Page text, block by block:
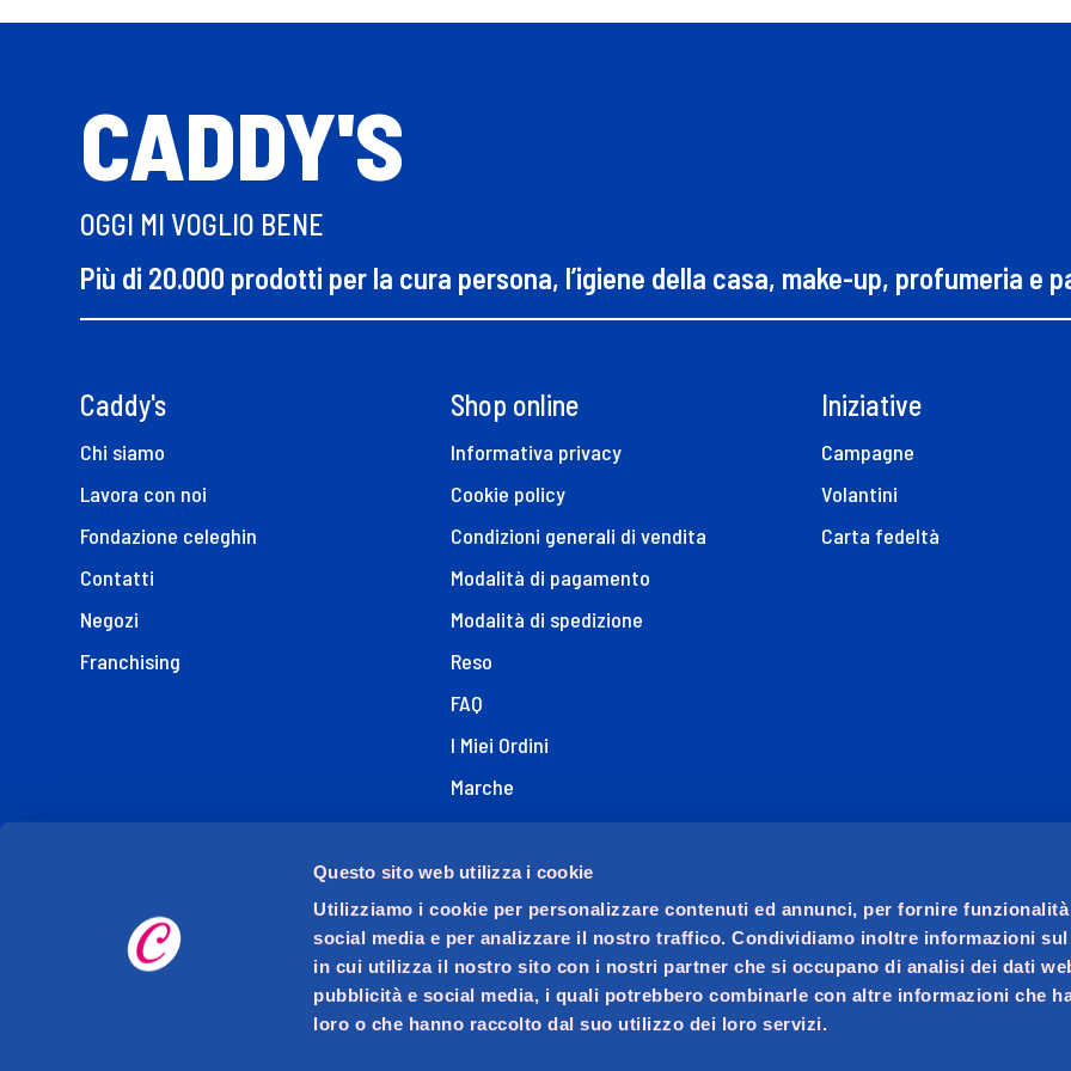
Questo sito web utilizza i cookie
Utilizziamo i cookie per personalizzare contenuti ed annunci, per fornire
social media e per analizzare il nostro traffico. Condividiamo inoltre informazioni
in cui utilizza il nostro sito con i nostri partner che si occupano di analisi dei dati
pubblicità e social media, i quali potrebbero combinarle con altre informazioni che
loro o che hanno raccolto dal suo utilizzo dei loro servizi.
CADDY'S
OGGI MI VOGLIO BENE
Più di 20.000 prodotti per la cura persona, l’igiene della casa, make-up, profumeria e
Caddy's
Chi siamo
Lavora con noi
Fondazione celeghin
Contatti
Negozi
Franchising
Shop online
Informativa privacy
Cookie policy
Condizioni generali di vendita
Modalità di pagamento
Modalità di spedizione
Reso
FAQ
I Miei Ordini
Marche
Dichiarazione di Accessibilità
Iniziative
Campagne
Volantini
Carta fedeltà
D.M.O. DETTAGLIO MODERNO ORGANIZZATO S.p.A. con socio unico. Società soggetta a direzione e